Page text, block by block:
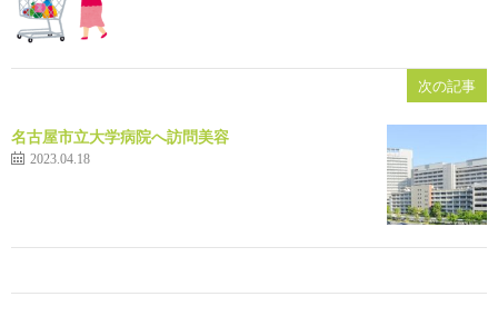
次の記事
名古屋市立大学病院へ訪問美容
2023.04.18